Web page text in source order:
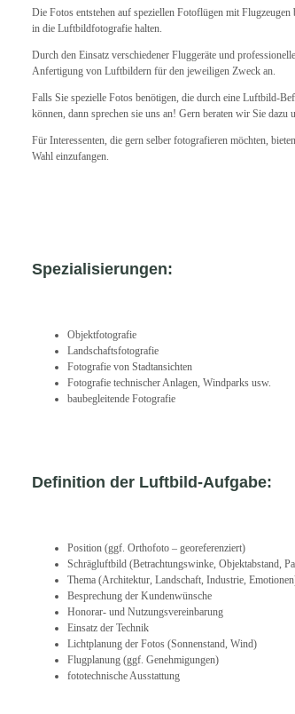
Die Fotos entstehen auf speziellen Fotoflügen mit
in die Luftbildfotografie halten.
Durch den Einsatz verschiedener Fluggeräte und
Anfertigung von Luftbildern für den jeweiligen Zweck an.
Falls Sie spezielle Fotos benötigen, die durch eine Luftbild-
können, dann sprechen sie uns an! Gern beraten wir Sie
Für Interessenten, die gern selber fotografieren möchten,
Wahl einzufangen.
Spezialisierungen:
Objektfotografie
Landschaftsfotografie
Fotografie von Stadtansichten
Fotografie technischer Anlagen, Windparks usw.
baubegleitende Fotografie
Definition der Luftbild-Aufgabe:
Position (ggf. Orthofoto – georeferenziert)
Schrägluftbild (Betrachtungswinke, Objektabstand,
Thema (Architektur, Landschaft, Industrie,
Besprechung der Kundenwünsche
Honorar- und Nutzungsvereinbarung
Einsatz der Technik
Lichtplanung der Fotos (Sonnenstand, Wind)
Flugplanung (ggf. Genehmigungen)
fototechnische Ausstattung